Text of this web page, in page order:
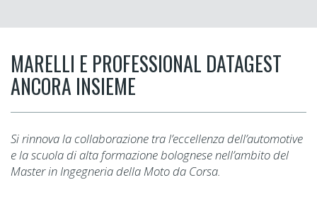
MARELLI E PROFESSIONAL DATAGEST
ANCORA INSIEME
Si rinnova la collaborazione tra l’eccellenza dell’automotive
e la scuola di alta formazione bolognese nell’ambito del
Master in Ingegneria della Moto da Corsa.